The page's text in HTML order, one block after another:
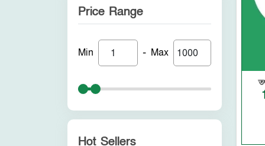
পরিবেশ ও প্রাণীজগৎ
মাদক ও জুয়া
উলামায়ে কেরামের মর্যাদা
রুহ নফস ও কলব
গুনাহ ও অন্যান্য
মাযহাব ও তাকলিদ
নফছ ও শয়তানের প্রতারণা
ইসলাম ও বিজ্ঞান
কেয়ামত ও অন্যান্য
আকীল পাবলিকেশন
নন ব্র্যান্ড
পুনরায় প্রকাশন
হাকীমুল উম্মত প্রকাশনী
সীরাহ প্রকাশ
Price Range
Min - Max
Hot Sellers